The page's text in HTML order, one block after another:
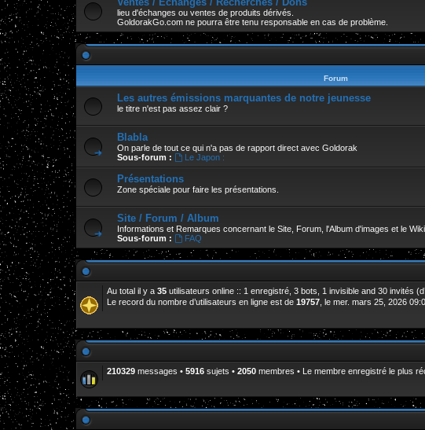
lieu d'échanges ou ventes de produits dérivés.
GoldorakGo.com ne pourra être tenu responsable en cas de problème.
Forum
Les autres émissions marquantes de notre jeunesse
le titre n'est pas assez clair ?
Blabla
On parle de tout ce qui n'a pas de rapport direct avec Goldorak
Sous-forum :
Le Japon :
Présentations
Zone spéciale pour faire les présentations.
Site / Forum / Album
Informations et Remarques concernant le Site, Forum, l'Album d'images et le
Sous-forum :
FAQ
Au total il y a 35 utilisateurs online :: 1 enregistré, 3 bots, 1 invisible and 30 invités
Le record du nombre d’utilisateurs en ligne est de 19757 , le mer. mars 25, 2026
210329 messages • 5916 sujets • 2050 membres • Le membre enregistré le plus